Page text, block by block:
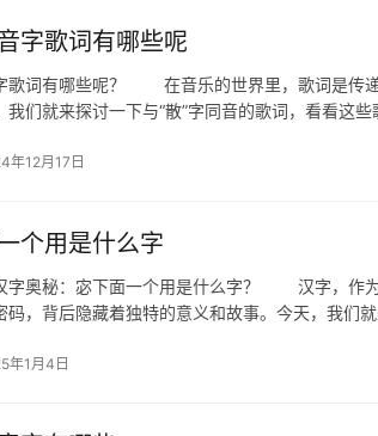
字歌词有哪些呢
歌词有哪些呢？ 在音乐的世界里，歌词是传递
我们就来探讨一下与“散”字同音的歌词，看看这
年12月17日
个用是什么字
奥秘：宓下面一个用是什么字？ 汉字，作为
码，背后隐藏着独特的意义和故事。今天，我们
年1月4日